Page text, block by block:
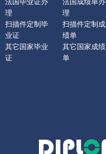
理
扫描件定制毕
业证
其它国家毕业
证
理
扫描件定制成
绩单
其它国家成绩
单